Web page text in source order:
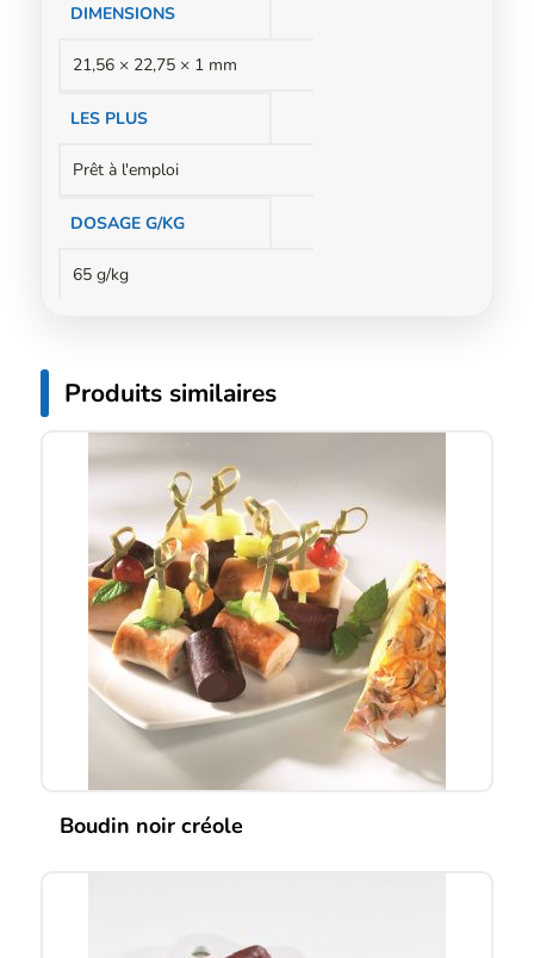
DIMENSIONS
21,56 × 22,75 × 1 mm
LES PLUS
Prêt à l'emploi
DOSAGE G/KG
65 g/kg
Produits similaires
Boudin noir créole